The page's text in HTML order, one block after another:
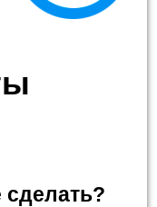
сделать?